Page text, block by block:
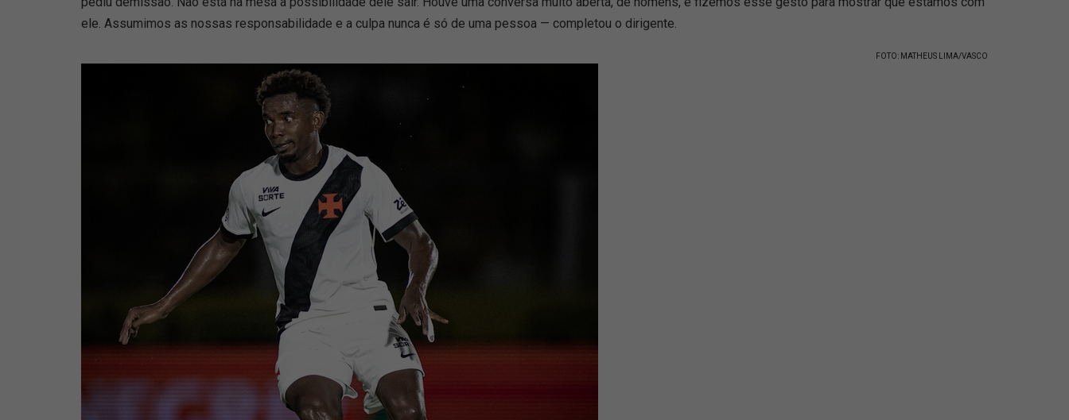
ele. Assumimos as nossas responsabilidade e a culpa nunca é só de uma pessoa — completou o dirigente.
FOTO: MATHEUS LIMA/VASCO